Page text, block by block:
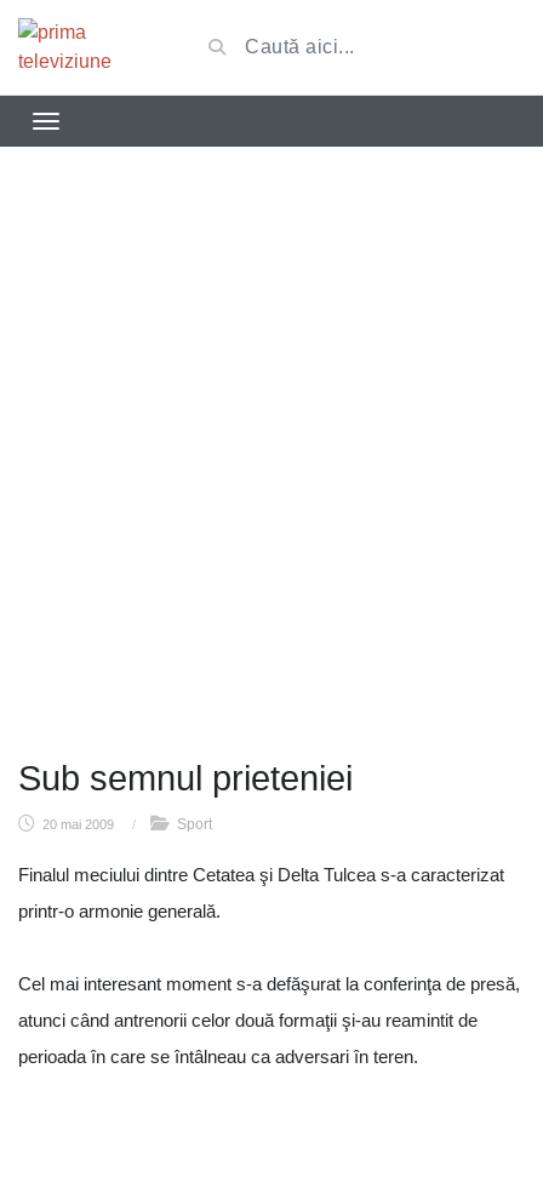
Sub semnul prieteniei
20 mai 2009 / Sport
Finalul meciului dintre Cetatea şi Delta Tulcea s-a caracterizat
printr-o armonie generală.
Cel mai interesant moment s-a defăşurat la conferinţa de presă,
atunci când antrenorii celor două formaţii şi-au reamintit de
perioada în care se întâlneau ca adversari în teren.